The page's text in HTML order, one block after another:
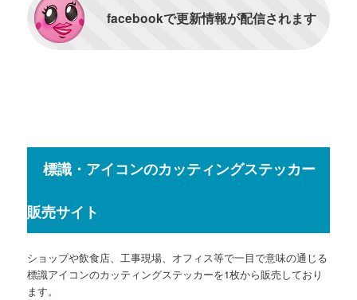
facebookで更新情報が配信されます
標識・アイコンのカッティングステッカー
販売サイト
ショップや飲食店、工事現場、オフィス等で一目で意味の通じる
標識アイコンのカッティングステッカーを1枚から販売しており
ます。